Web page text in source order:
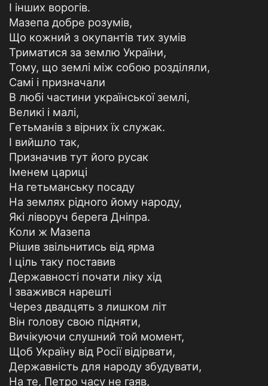
І інших ворогів.
Мазепа добре розумів,
Що кожний з окупантів тих зумів
Триматися за землю України,
Тому, що землі між собою розділяли,
Самі і призначали
В любі частини української землі,
Великі і малі,
Гетьманів з вірних їх служак.
І вийшло так,
Призначив тут його русак
Іменем цариці
На гетьманську посаду
На землях рідного йому народу,
Які ліворуч берега Дніпра.
Коли ж Мазепа
Рішив звільнитись від ярма
І ціль таку поставив
Державності почати ліку хід
І зважився нарешті
Через двадцять з лишком літ
Він голову свою підняти,
Вичікуючи слушний той момент,
Щоб Україну від Росії відірвати,
Державність для народу збудувати,
На те, Петро часу не гаяв,